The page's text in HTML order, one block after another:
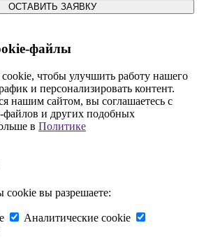
ОСТАВИТЬ ЗАЯВКУ
файлы
чтобы улучшить работу нашего
и персонализировать контент.
нашим сайтом, вы соглашаетесь с
файлов и других подобных
в Политике
вы разрешаете:
Аналитические cookie